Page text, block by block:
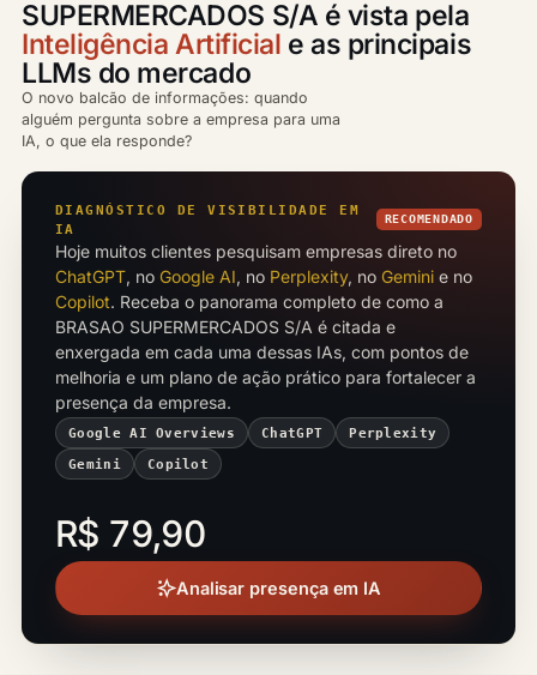
SUPERMERCADOS S/A é vista pela
Inteligência Artificial e as principais
LLMs do mercado
O novo balcão de informações: quando
alguém pergunta sobre a empresa para uma
IA, o que ela responde?
DIAGNÓSTICO DE VISIBILIDADE EM
IA
RECOMENDADO
Hoje muitos clientes pesquisam empresas direto no
ChatGPT, no Google AI, no Perplexity, no Gemini e no
Copilot. Receba o panorama completo de como a
BRASAO SUPERMERCADOS S/A é citada e
enxergada em cada uma dessas IAs, com pontos de
melhoria e um plano de ação prático para fortalecer a
presença da empresa.
Google AI Overviews ChatGPT Perplexity
Gemini Copilot
R$ 79,90
Analisar presença em IA